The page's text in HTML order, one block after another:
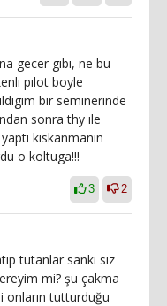
gecer gıbı, ne bu
pılot boyle
bır semınerınde
sonra thy ıle
yaptı kıskanmanın
o koltuga!!!
3 2
tutanlar sanki siz
mi? şu çakma
onların tutturduğu